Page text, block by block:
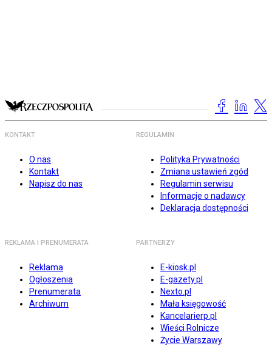
KONTAKT
O nas
Kontakt
Napisz do nas
REGULAMIN
Polityka Prywatności
Zmiana ustawień zgód
Regulamin serwisu
Informacje o nadawcy
Deklaracja dostępności
REKLAMA I PRENUMERATA
Reklama
Ogłoszenia
Prenumerata
Archiwum
PARTNERZY
E-kiosk.pl
E-gazety.pl
Nexto.pl
Mała księgowość
Kancelarierp.pl
Wieści Rolnicze
Życie Warszawy